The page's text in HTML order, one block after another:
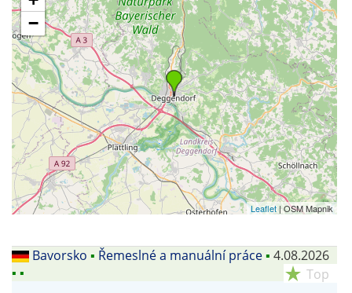
−
Leaflet| OSM Mapnik
Bavorsko ▪ Řemeslné a manuální práce▪ 4.08.2026
▪ ▪ star_rate Top